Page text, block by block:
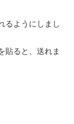
るようにしまし
貼ると、送れま